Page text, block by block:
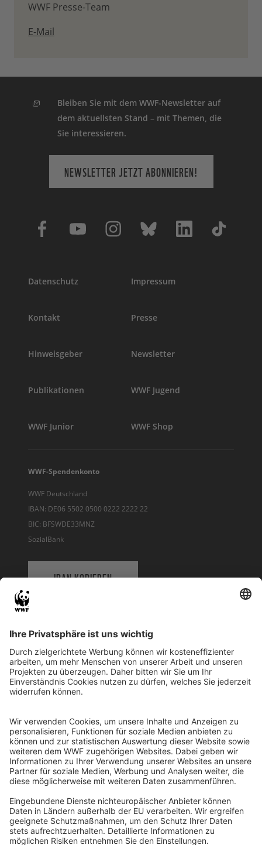
WWF Presse-Team
E-Mail
Bleiben Sie mit dem WWF-Newsletter auf
dem aktuellsten Stand – mit Themen, die
Sie interessieren.
NEWSLETTER JETZT ABONNIEREN!
Datenschutz Impressum
Kontakt Presse
Hinweisgeber Newsletter
Publikationen WWF Jugend
WWF Junior WWF Shop
WWF-Spendenkonto
WWF Deutschland
IBAN: DE06 5502 0500 0222 2222 22
BIC: BFSWDE33MNZ
SozialBank
IBAN KOPIEREN
WWF Deutschland
Reinhardtstr. 18
10117 Berlin
Ihre Spende kann steuerlich geltend gemacht werden
Registriert als Stiftung WWF Deutschland, Senatsverwaltung für
Justiz Berlin, Az: 3416/976/2
Umsatzsteuer-Identifikationsnummer: DE 114236103
Freistellungsbescheid: Als gemeinnützige Körperschaft befreit
von der Körperschaftssteuer gem. §5 I 9 KStg. unter der
Steuernummer 27/641/09321